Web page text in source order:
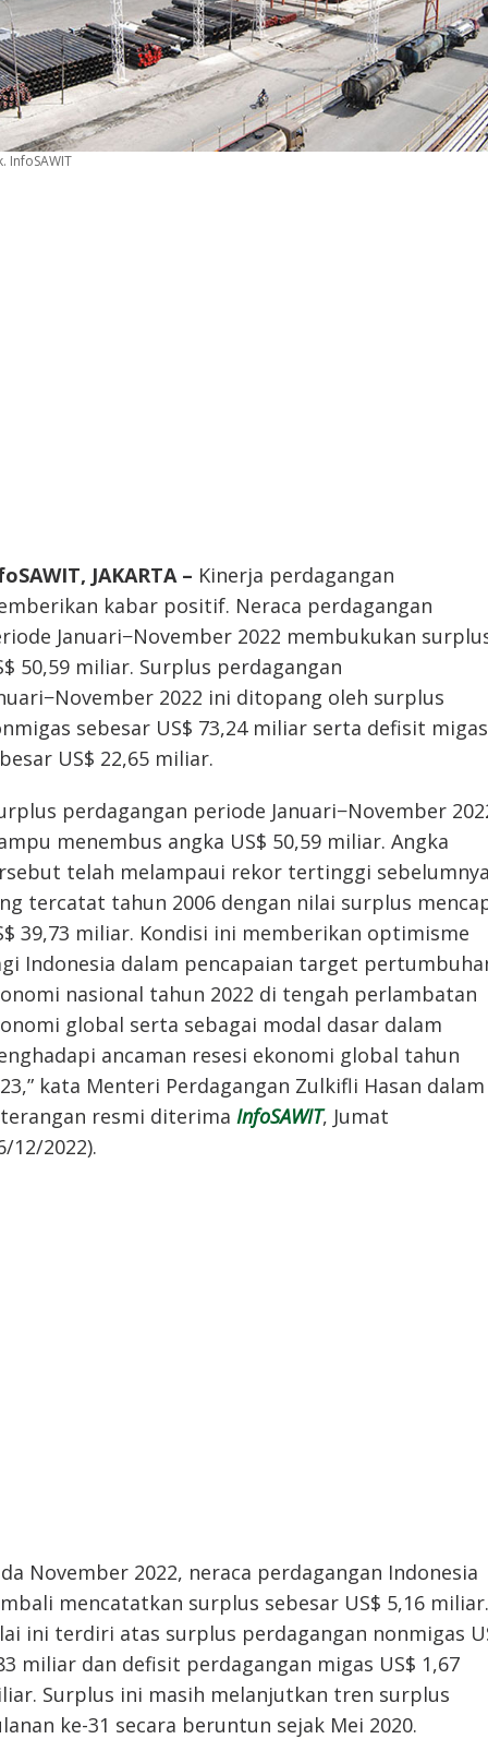
InfoSAWIT
JAKARTA – Kinerja perdagangan
kabar positif. Neraca perdagangan
Januari−November 2022 membukukan
50,59 miliar. Surplus perdagangan
2022 ini ditopang oleh surplus
sebesar US$ 73,24 miliar serta defisit migas
US$ 22,65 miliar.
perdagangan periode Januari−November
menembus angka US$ 50,59 miliar. Angka
telah melampaui rekor tertinggi sebelumnya
tercatat tahun 2006 dengan nilai surplus
39,73 miliar. Kondisi ini memberikan optimisme
Indonesia dalam pencapaian target
nasional tahun 2022 di tengah perlambatan
global serta sebagai modal dasar dalam
ancaman resesi ekonomi global tahun
kata Menteri Perdagangan Zulkifli Hasan dalam
resmi diterima InfoSAWIT, Jumat
12/2022).
November 2022, neraca perdagangan Indonesia
mencatatkan surplus sebesar US$ 5,16 miliar.
ini terdiri atas surplus perdagangan nonmigas
miliar dan defisit perdagangan migas US$ 1,67
Surplus ini masih melanjutkan tren surplus
ke-31 secara beruntun sejak Mei 2020.